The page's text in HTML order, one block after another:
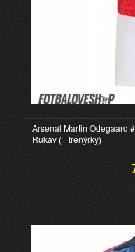
Arsenal Martin Odegaard
Rukáv (+ trenýrky)